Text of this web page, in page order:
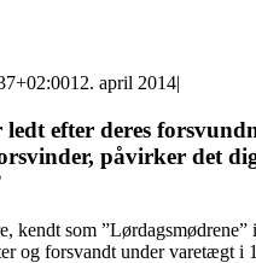
12. april 2014|
efter deres
påvirker det
kendt som
og forsvandt under varetægt i